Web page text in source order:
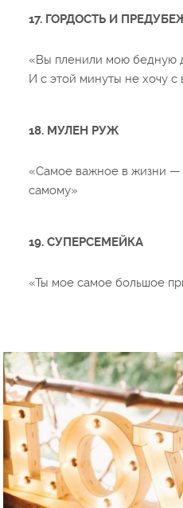
17. ГОРДОСТЬ И
«Вы пленили мою бедную
И с этой минуты не хочу с
18. МУЛЕН РУЖ
«Самое важное в жизни
самому»
19. СУПЕРСЕМЕЙКА
«Ты мое самое большое